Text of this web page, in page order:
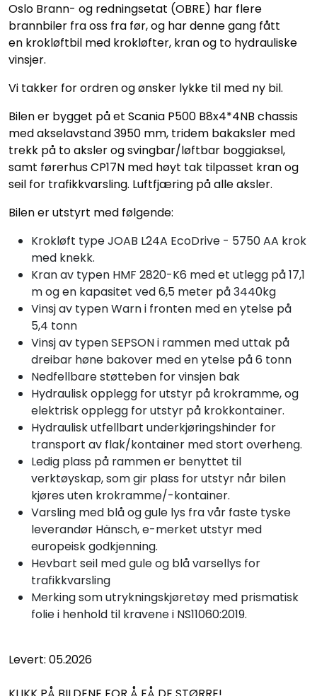
Oslo Brann- og redningsetat (OBRE) har flere
brannbiler fra oss fra før, og har denne gang fått
en krokløftbil med krokløfter, kran og to hydrauliske
vinsjer.
Vi takker for ordren og ønsker lykke til med ny bil.
Bilen er bygget på et Scania P500 B8x4*4NB chassis
med akselavstand 3950 mm, tridem bakaksler med
trekk på to aksler og svingbar/løftbar boggiaksel,
samt førerhus CP17N med høyt tak tilpasset kran og
seil for trafikkvarsling. Luftfjæring på alle aksler.
Bilen er utstyrt med følgende:
Krokløft type JOAB L24A EcoDrive - 5750 AA krok
med knekk.
Kran av typen HMF 2820-K6 med et utlegg på 17,1
m og en kapasitet ved 6,5 meter på 3440kg
Vinsj av typen Warn i fronten med en ytelse på
5,4 tonn
Vinsj av typen SEPSON i rammen med uttak på
dreibar høne bakover med en ytelse på 6 tonn
Nedfellbare støtteben for vinsjen bak
Hydraulisk opplegg for utstyr på krokramme, og
elektrisk opplegg for utstyr på krokkontainer.
Hydraulisk utfellbart underkjøringshinder for
transport av flak/kontainer med stort overheng.
Ledig plass på rammen er benyttet til
verktøyskap, som gir plass for utstyr når bilen
kjøres uten krokramme/-kontainer.
Varsling med blå og gule lys fra vår faste tyske
leverandør Hänsch, e-merket utstyr med
europeisk godkjenning.
Hevbart seil med gule og blå varsellys for
trafikkvarsling
Merking som utrykningskjøretøy med prismatisk
folie i henhold til kravene i NS11060:2019.
Levert: 05.2026